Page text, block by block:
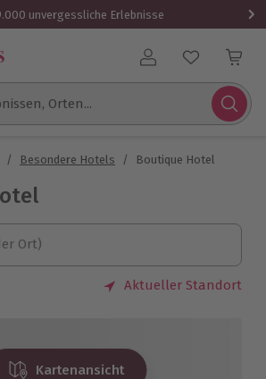
unvergessliche Erlebnisse
Benutzerkonto
Orten...
/ Besondere Hotels / Boutique Hotel
Ort)
Aktueller Standort
Kartenansicht